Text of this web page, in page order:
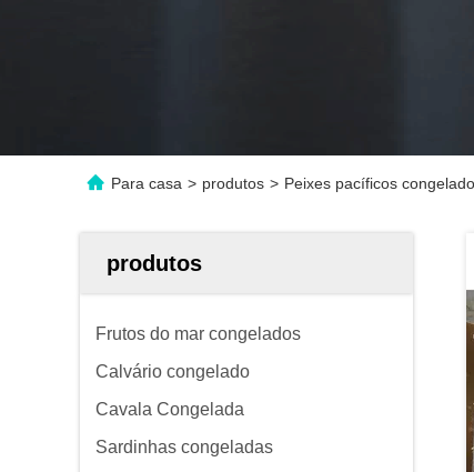
Para casa > produtos > Peixes pacíficos
produtos
Frutos do mar congelados
Calvário congelado
Cavala Congelada
Sardinhas congeladas